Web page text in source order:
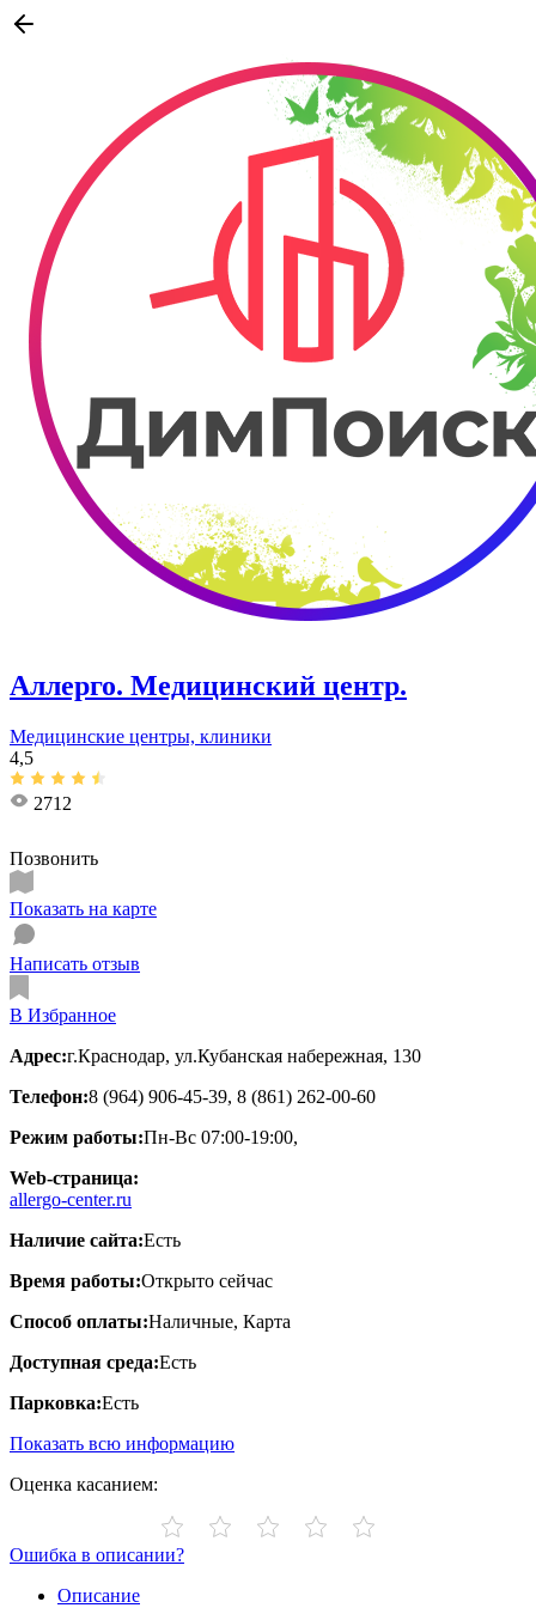
Аллерго. Медицинский центр.
Медицинские центры, клиники
4,5
2712
Позвонить
Показать на карте
Написать отзыв
В Избранное
Адрес:г.Краснодар, ул.​Кубанская набережная, 130
Телефон:8 (964) 906-45-39, 8 (861) 262-00-60
Режим работы:Пн-Вс 07:00-19:00,
Web-страница:
allergo-center.ru
Наличие сайта:Есть
Время работы:Открыто сейчас
Способ оплаты:Наличные, Карта
Доступная среда:Есть
Парковка:Есть
Показать всю информацию
Оценка касанием:
Ошибка в описании?
Описание